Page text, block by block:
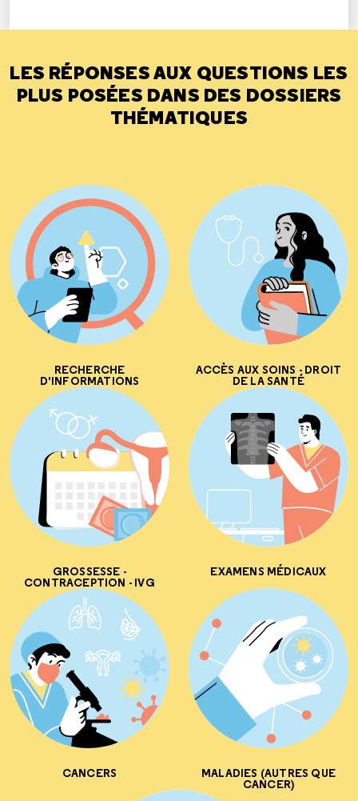
LES RÉPONSES AUX QUESTIONS LES
PLUS POSÉES DANS DES DOSSIERS
THÉMATIQUES
RECHERCHE
D'INFORMATIONS
ACCÈS AUX SOINS - DROIT
DE LA SANTÉ
GROSSESSE -
CONTRACEPTION - IVG
EXAMENS MÉDICAUX
CANCERS MALADIES (AUTRES QUE
CANCER)